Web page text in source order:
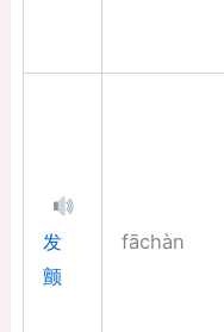
发
颤
fāchàn